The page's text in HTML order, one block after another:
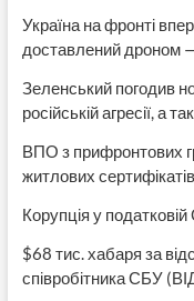
Україна на фронті
доставлений дроном
Зеленський погодив
російській агресії, а
ВПО з прифронтових
житлових
Корупція у
$68 тис. хабаря за
співробітника СБУ